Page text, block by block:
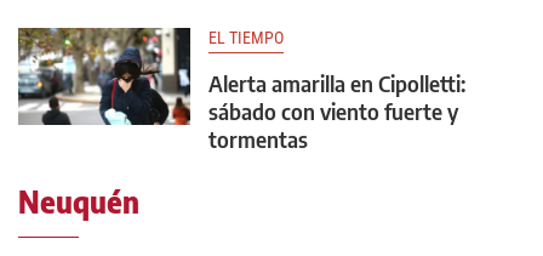
EL TIEMPO
Alerta amarilla en Cipolletti:
sábado con viento fuerte y
tormentas
Neuquén